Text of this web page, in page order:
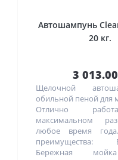
Автошампунь
20 кг.
3
Щелочной
обильной пеной для
Отлично
максимальном
любое время
преимущества:
Бережная